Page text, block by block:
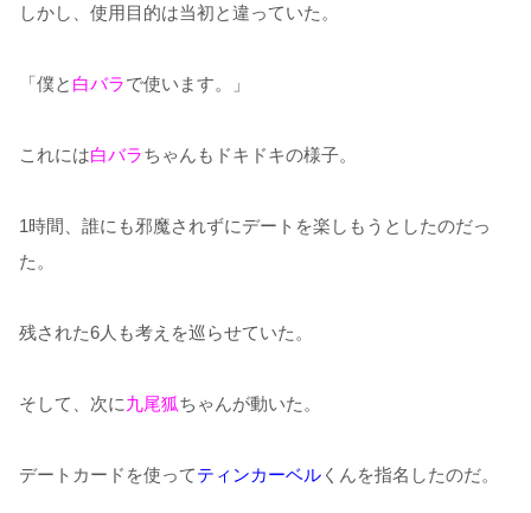
しかし、使用目的は当初と違っていた。
「僕と 白バラで使います。」
これには白バラちゃんもドキドキの様子。
1時間、誰にも邪魔されずにデートを楽しもうとしたのだっ
た。
残された6人も考えを巡らせていた。
そして、次に九尾狐ちゃんが動いた。
デートカードを使ってティンカーベル くんを指名したのだ。